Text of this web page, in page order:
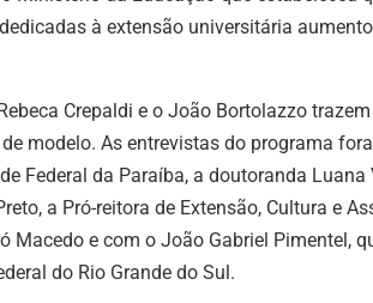
à extensão universitária
Crepaldi e o João Bortolazzo
modelo. As entrevistas do programa
Federal da Paraíba, a doutoranda
a Pró-reitora de Extensão, Cultura e
Macedo e com o João Gabriel Pimentel,
do Rio Grande do Sul.